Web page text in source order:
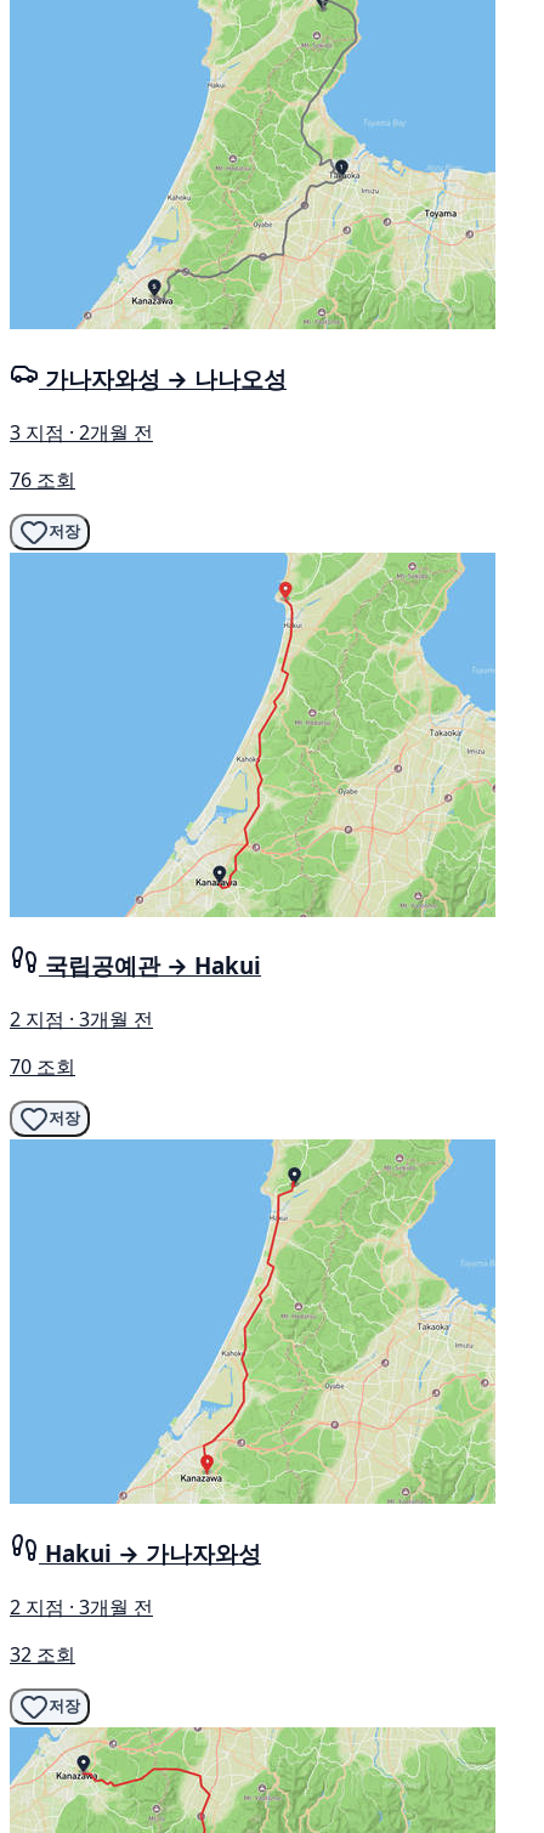
가나자와성 → 나나오성
3 지점 · 2개월 전
76 조회
저장
국립공예관 → Hakui
2 지점 · 3개월 전
70 조회
저장
Hakui → 가나자와성
2 지점 · 3개월 전
32 조회
저장